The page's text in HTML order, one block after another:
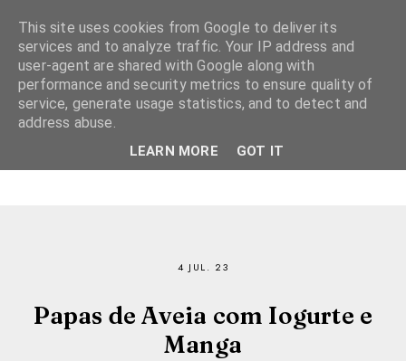
4 JUL. 23
Papas de Aveia com Iogurte e
Manga
This site uses cookies from Google to deliver its
services and to analyze traffic. Your IP address and
user-agent are shared with Google along with
performance and security metrics to ensure quality of
service, generate usage statistics, and to detect and
address abuse.
LEARN MORE GOT IT